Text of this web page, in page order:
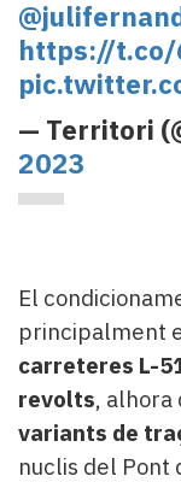
https://t.co/
— Territori
2023
El
principalment
carreteres L-
revolts, alhora
variants de
nuclis del